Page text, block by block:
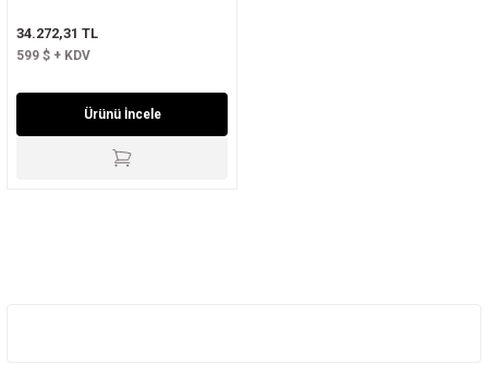
34.272,31 TL
599 $ + KDV
Ürünü İncele